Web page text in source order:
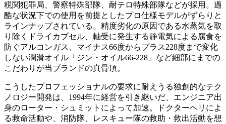
税関犯罪局、警察特殊部隊、耐テロ特殊部隊などが採用。過
酷な状況下での使用を前提としたプロ仕様モデルがずらりと
ラインナップされている。精度劣化の原因である水蒸気を取
り除くドライカプセル、軸受に発生する静電気による腐食を
防ぐアルコンガス、マイナス66度からプラス228度まで変化
しない潤滑オイル「ジン・オイル66-228」など細部にまでの
こだわりが当ブランドの真骨頂。
こうしたプロフェッショナルの要求に耐えうる独創的なテク
ノロジー開発は、1994年に経営を引き継いだ、エンジニア出
身のローター・シュミットによって加速。ドクターヘリによ
る救命活動や、消防隊、レスキュー隊の救助・救出活動を想